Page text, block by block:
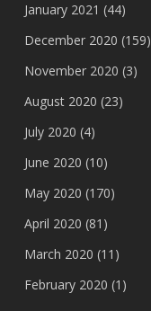
January 2021 (44)
December 2020 (159)
November 2020 (3)
August 2020 (23)
July 2020 (4)
June 2020 (10)
May 2020 (170)
April 2020 (81)
March 2020 (11)
February 2020 (1)